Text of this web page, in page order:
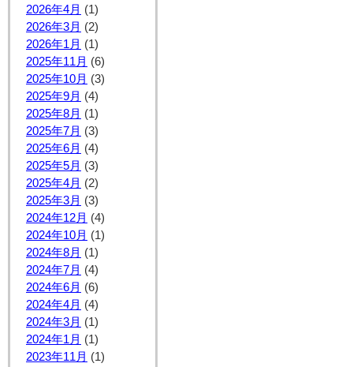
2026年4月 (1)
2026年3月 (2)
2026年1月 (1)
2025年11月 (6)
2025年10月 (3)
2025年9月 (4)
2025年8月 (1)
2025年7月 (3)
2025年6月 (4)
2025年5月 (3)
2025年4月 (2)
2025年3月 (3)
2024年12月 (4)
2024年10月 (1)
2024年8月 (1)
2024年7月 (4)
2024年6月 (6)
2024年4月 (4)
2024年3月 (1)
2024年1月 (1)
2023年11月 (1)